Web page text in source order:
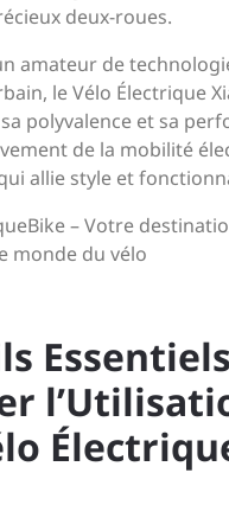
deux-roues.
amateur de
le Vélo Électrique
polyvalence et sa
de la mobilité
allie style et
– Votre
monde du vélo